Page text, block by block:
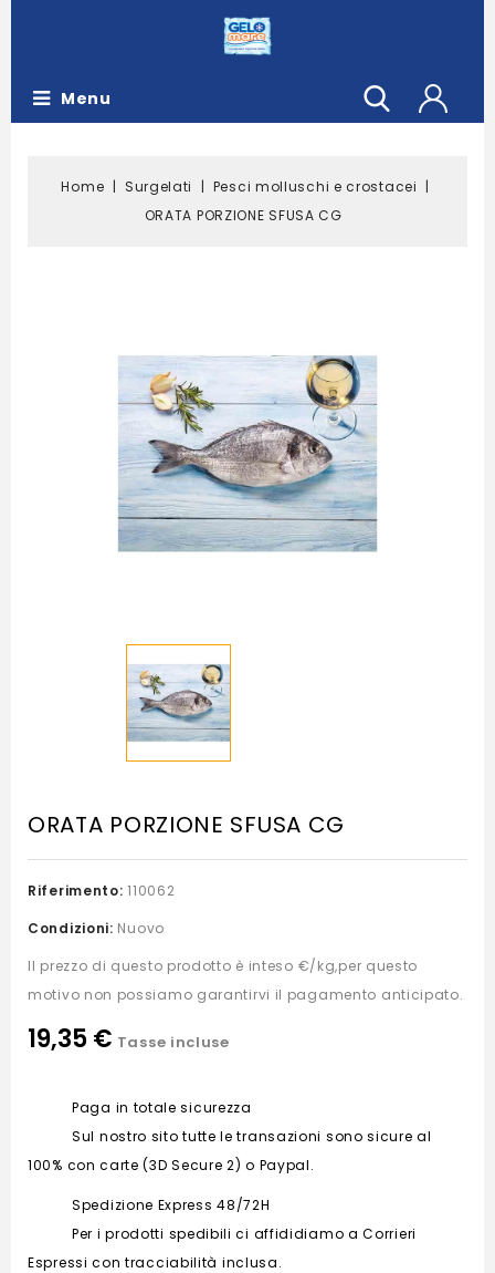
Menu
Home Surgelati
Pesci molluschi e crostacei
ORATA PORZIONE SFUSA CG
ORATA PORZIONE SFUSA CG
Riferimento: 110062
Condizioni: Nuovo
Il prezzo di questo prodotto è inteso €/kg,per questo
motivo non possiamo garantirvi il pagamento anticipato.
19,35 € Tasse incluse
Paga in totale sicurezza
Sul nostro sito tutte le transazioni sono sicure al
100% con carte (3D Secure 2) o Paypal.
Spedizione Express 48/72H
Per i prodotti spedibili ci affididiamo a Corrieri
Espressi con tracciabilità inclusa.